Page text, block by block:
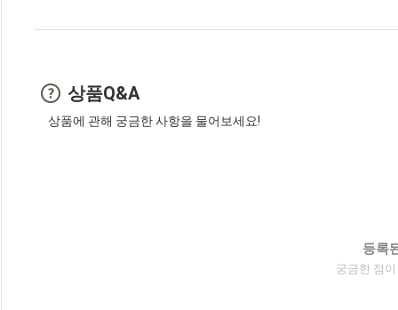
상품Q&A
상품에 관해 궁금한 사항을 물어보세요!
등록
궁금한 점